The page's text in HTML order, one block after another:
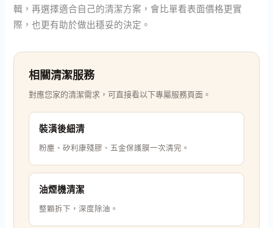
輯，再選擇適合自己的清潔方案，會比單看表面價格更實
際，也更有助於做出穩妥的決定。
相關清潔服務
對應您家的清潔需求，可直接看以下專屬服務頁面。
裝潢後細清
粉塵、矽利康殘膠、五金保護膜一次清完。
油煙機清潔
整顆拆下，深度除油。